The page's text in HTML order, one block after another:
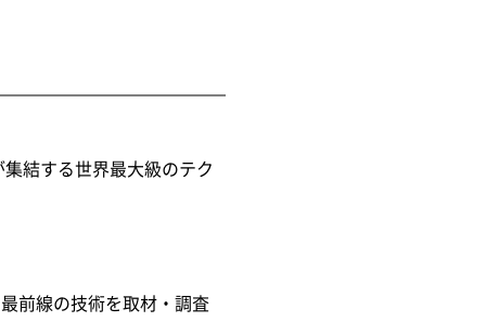
結する世界最大級のテク
前線の技術を取材・調査